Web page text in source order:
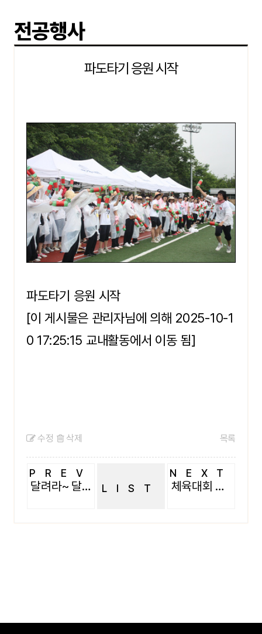
전공행사
파도타기 응원 시작
파도타기 응원 시작
[이 게시물은 관리자님에 의해 2025-10-1
0 17:25:15 교내활동에서 이동 됨]
수정 삭제 목록
PREV
달려라~ 달려라달려라 LIST
NEXT
체육대회 둘째날